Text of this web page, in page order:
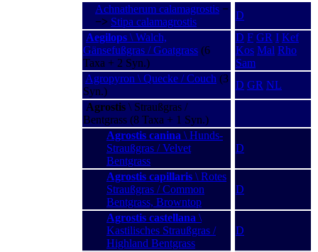
Achnatherum calamagrostis −
−> Stipa calamagrostis
D
Aegilops \ Walch,
Gänsefußgras / Goatgrass (6
Taxa + 2 Syn.)
D F GR I Kef
Kos Mal Rho
Sam
Agropyron \ Quecke / Couch (3
Syn.)
D GR NL
Agrostis \ Straußgras /
Bentgrass (8 Taxa + 1 Syn.)
Agrostis canina \ Hunds-
Straußgras / Velvet
Bentgrass
D
Agrostis capillaris \ Rotes
Straußgras / Common
Bentgrass, Browntop
D
Agrostis castellana \
Kastilisches Straußgras /
Highland Bentgrass
D